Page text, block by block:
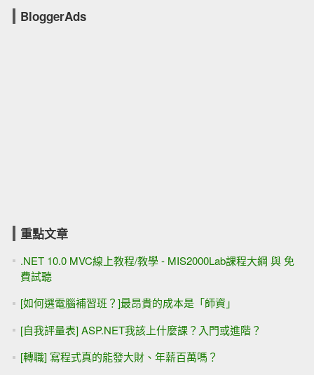
BloggerAds
重點文章
.NET 10.0 MVC線上教程/教學 - MIS2000Lab課程大綱 與 免
費試聽
[如何選電腦補習班？]最昂貴的成本是「師資」
[自我評量表] ASP.NET我該上什麼課？入門或進階？
[轉職] 寫程式真的能發大財、年薪百萬嗎？